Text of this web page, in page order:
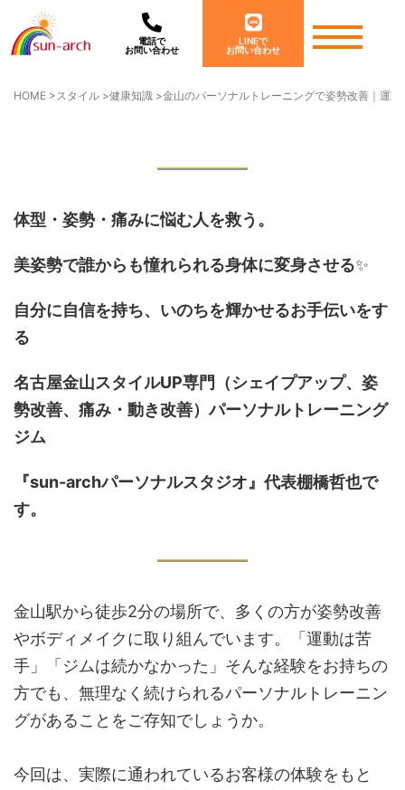
電話で
お問い合わせ
LINEで
お問い合わせ
HOME > スタイル >健康知識 >金山のパーソナルトレーニングで姿勢改善｜運
体型・姿勢・痛みに悩む人を救う。
美姿勢で誰からも憧れられる身体に変身させる✨
自分に自信を持ち、いのちを輝かせるお手伝いをす
る
名古屋金山スタイルUP専門
（シェイプアップ、姿
勢改善、痛み・動き改善）パーソナルトレーニング
ジム
『sun-archパーソナルスタジオ』代表棚橋哲也で
す。
金山駅から徒歩2分の場所で、多くの方が姿勢改善
やボディメイクに取り組んでいます。「運動は苦
手」「ジムは続かなかった」そんな経験をお持ちの
方でも、無理なく続けられるパーソナルトレーニン
グがあることをご存知でしょうか。
今回は、実際に通われているお客様の体験をもと